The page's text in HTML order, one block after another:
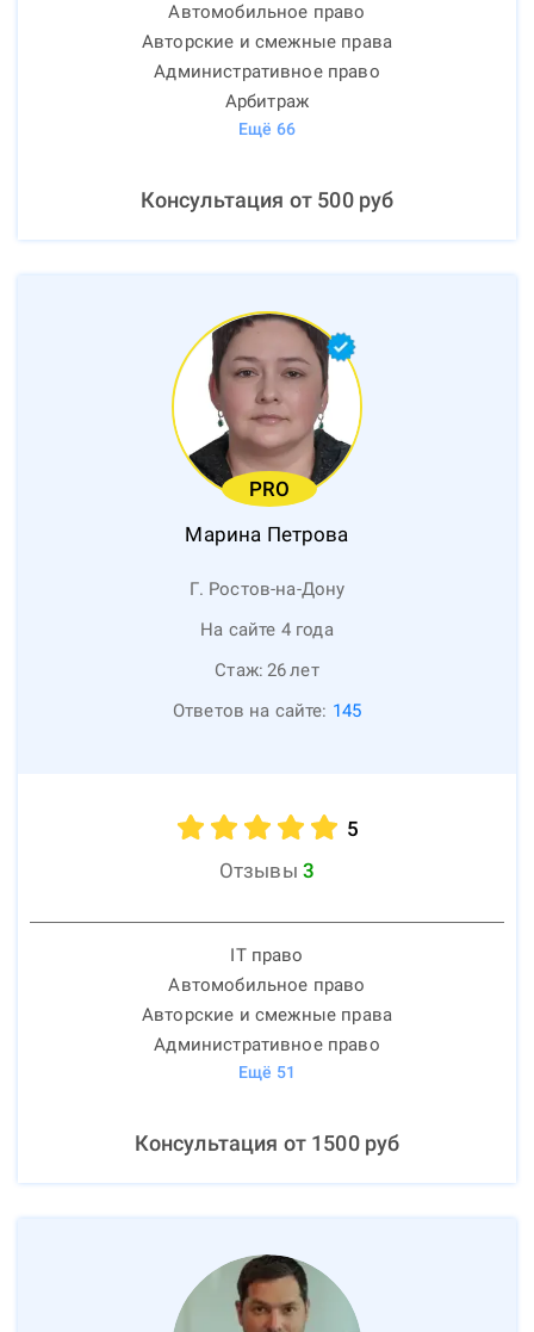
Автомобильное право
Авторские и смежные права
Административное право
Арбитраж
Ещё 66
Консультация от 500руб
PRO
Марина Петрова
Г. Ростов-на-Дону
На сайте 4 года
Стаж: 26лет
Ответов на сайте: 145
5
Отзывы 3
IT право
Автомобильное право
Авторские и смежные права
Административное право
Ещё 51
Консультация от 1500руб